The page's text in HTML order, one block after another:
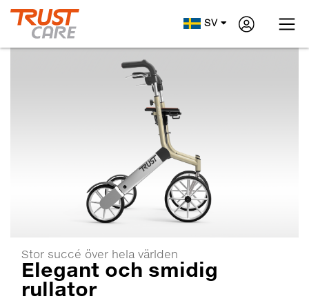
SV
Stor succé över hela världen
Elegant och smidig
rullator